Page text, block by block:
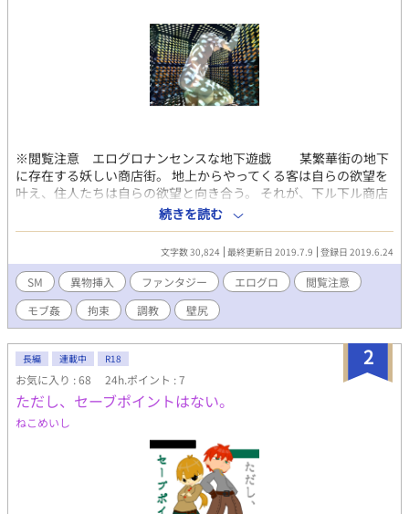
※閲覧注意 エログロナンセンスな地下遊戯 某繁華街の地下
に存在する妖しい商店街。 地上からやってくる客は自らの欲望を
叶え、住人たちは自らの欲望と向き合う。 それが、下ル下ル商店
街。 ギャンブルに狂い借金を抱えたトオルに、怪しい『ゲー
ム』に参加しないかと声がかかる。 賭ける金がないなら、ゲーム
のアシスタントとして参加すればいい。ただし、負けるとちっと
ばかり助平な目に遭っちまうかもしれないが。 二つ返事で飛びつ
いたトオルが巻き込まれたのは、世にもおぞましいビンゴゲーム
だった。 表紙は うんこモトノともセレナーデ宿VALENTINO甫也
@motono_MonoTone 様に頂いたイラストです。
続きを読む
文字数 30,824 最終更新日 2019.7.9 登録日 2019.6.24
SM 異物挿入 ファンタジー エログロ
閲覧注意
モブ姦
拘束 調教 壁尻
2
長編 連載中 R18
お気に入り : 68 24h.ポイント : 7
ただし、セーブポイントはない。
ねこめいし